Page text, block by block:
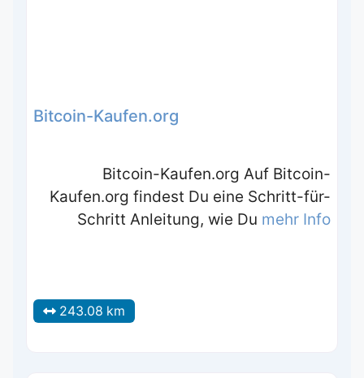
Bitcoin-Kaufen.org
Bitcoin-Kaufen.org Auf Bitcoin-
Kaufen.org findest Du eine Schritt-für-
Schritt Anleitung, wie Du mehr Info
243.08 km